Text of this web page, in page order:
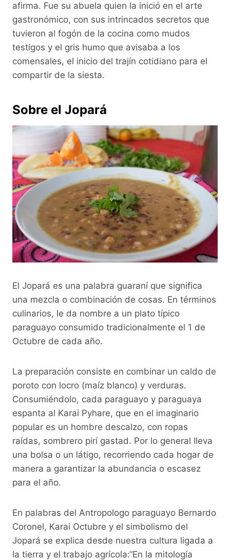
afirma. Fue su abuela quien la inició en el arte
gastronómico, con sus intrincados secretos que
tuvieron al fogón de la cocina como mudos
testigos y el gris humo que avisaba a los
comensales, el inicio del trajín cotidiano para el
compartir de la siesta.
Sobre el Jopará
El Jopará es una palabra guaraní que significa
una mezcla o combinación de cosas. En términos
culinarios, le da nombre a un plato típico
paraguayo consumido tradicionalmente el 1 de
Octubre de cada año.
La preparación consiste en combinar un caldo de
poroto con locro (maíz blanco) y verduras.
Consumiéndolo, cada paraguayo y paraguaya
espanta al Karai Pyhare, que en el imaginario
popular es un hombre descalzo, con ropas
raídas, sombrero pirí gastad. Por lo general lleva
una bolsa o un látigo, recorriendo cada hogar de
manera a garantizar la abundancia o escasez
para el año.
En palabras del Antropologo paraguayo Bernardo
Coronel, Karai Octubre y el simbolismo del
Jopará se explica desde nuestra cultura ligada a
la tierra y el trabajo agrícola:“En la mitología